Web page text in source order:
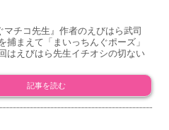
マチコ先生』作者のえびはら武司
捕まえて「まいっちんぐポーズ」
はえびはら先生イチオシの切ない
記事を読む